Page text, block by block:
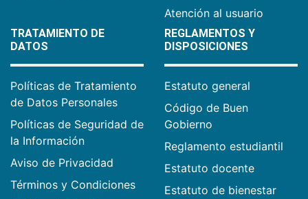
Atención al usuario
TRATAMIENTO DE
DATOS
Políticas de Tratamiento
de Datos Personales
Políticas de Seguridad de
la Información
Aviso de Privacidad
Términos y Condiciones
REGLAMENTOS Y
DISPOSICIONES
Estatuto general
Código de Buen
Gobierno
Reglamento estudiantil
Estatuto docente
Estatuto de bienestar